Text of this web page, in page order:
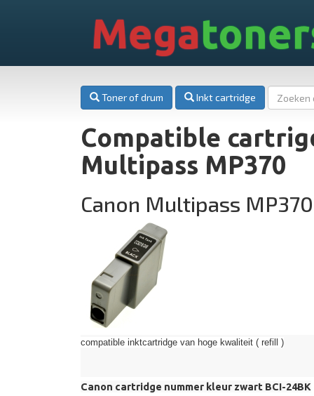
Mega
Toner of drum Inkt cartridge
Compatible
Multipass MP370
Canon Multipass
compatible inktcartridge van hoge kwaliteit ( refill )
Canon cartridge nummer kleur zwart BCI-24BK